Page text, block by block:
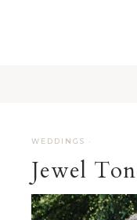
WEDDINGS ·
Jewel